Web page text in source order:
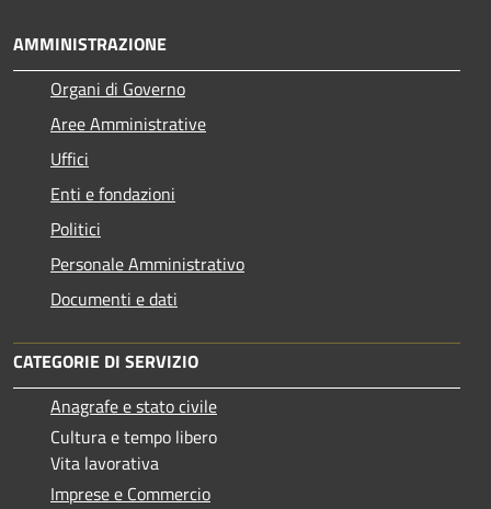
AMMINISTRAZIONE
Organi di Governo
Aree Amministrative
Uffici
Enti e fondazioni
Politici
Personale Amministrativo
Documenti e dati
CATEGORIE DI SERVIZIO
Anagrafe e stato civile
Cultura e tempo libero
Vita lavorativa
Imprese e Commercio